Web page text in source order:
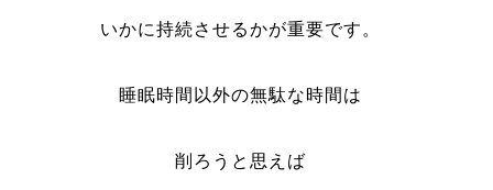
いかに持続させるかが重要です。
睡眠時間以外の無駄な時間は
削ろうと思えば